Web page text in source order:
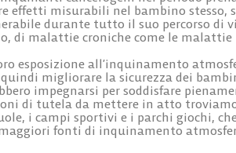
effetti misurabili nel bambino stesso,
durante tutto il suo percorso di
di malattie croniche come le malattie
esposizione all’inquinamento
quindi migliorare la sicurezza dei
impegnarsi per soddisfare
di tutela da mettere in atto
i campi sportivi e i parchi giochi,
fonti di inquinamento